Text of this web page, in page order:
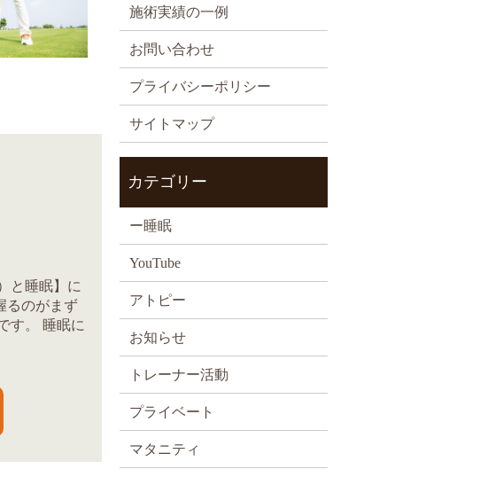
と睡眠】に
るのがまず
す。 睡眠に
施術実績の一例
お問い合わせ
プライバシーポリシー
サイトマップ
カテゴリー
ー睡眠
YouTube
アトピー
お知らせ
トレーナー活動
プライベート
マタニティ